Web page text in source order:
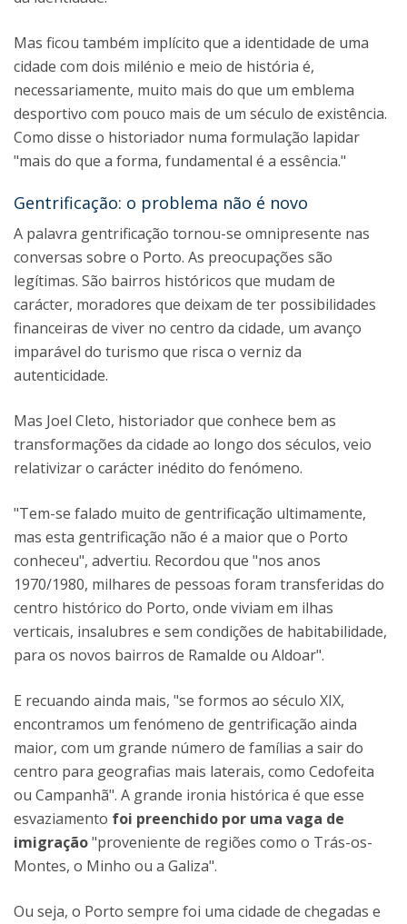
Mas ficou também implícito que a identidade de uma
cidade com dois milénio e meio de história é,
necessariamente, muito mais do que um emblema
desportivo com pouco mais de um século de existência.
Como disse o historiador numa formulação lapidar
"mais do que a forma, fundamental é a essência."
Gentrificação: o problema não é novo
A palavra gentrificação tornou-se omnipresente nas
conversas sobre o Porto. As preocupações são
legítimas. São bairros históricos que mudam de
carácter, moradores que deixam de ter possibilidades
financeiras de viver no centro da cidade, um avanço
imparável do turismo que risca o verniz da
autenticidade.
Mas Joel Cleto, historiador que conhece bem as
transformações da cidade ao longo dos séculos, veio
relativizar o carácter inédito do fenómeno.
"Tem-se falado muito de gentrificação ultimamente,
mas esta gentrificação não é a maior que o Porto
conheceu", advertiu. Recordou que "nos anos
1970/1980, milhares de pessoas foram transferidas do
centro histórico do Porto, onde viviam em ilhas
verticais, insalubres e sem condições de habitabilidade,
para os novos bairros de Ramalde ou Aldoar".
E recuando ainda mais, "se formos ao século XIX,
encontramos um fenómeno de gentrificação ainda
maior, com um grande número de famílias a sair do
centro para geografias mais laterais, como Cedofeita
ou Campanhã". A grande ironia histórica é que esse
esvaziamento foi preenchido por uma vaga de
imigração"proveniente de regiões como o Trás-os-
Montes, o Minho ou a Galiza".
Ou seja, o Porto sempre foi uma cidade de chegadas e